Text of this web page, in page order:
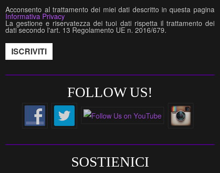
Acconsento al trattamento dei miei dati descritto in questa pagina
Informativa Privacy
La gestione e riservatezza dei tuoi dati rispetta il trattamento dei
dati secondo l'art. 13 Regolamento UE n. 2016/679.
FOLLOW US!
SOSTIENICI